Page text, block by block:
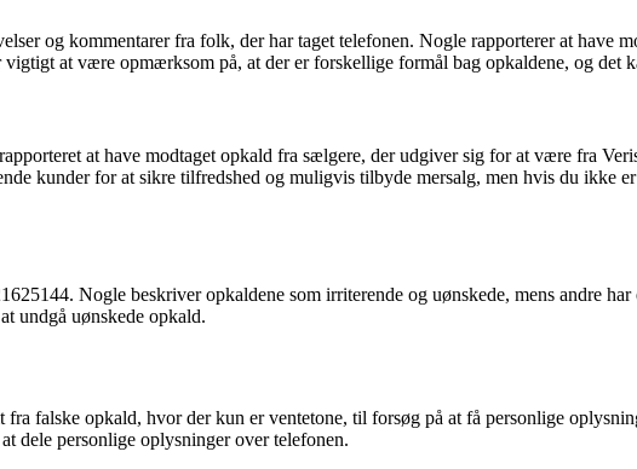
og kommentarer fra folk, der har taget telefonen. Nogle rapporterer at have
at være opmærksom på, at der er forskellige formål bag opkaldene, og det
at have modtaget opkald fra sælgere, der udgiver sig for at være fra
kunder for at sikre tilfredshed og muligvis tilbyde mersalg, men hvis du ikke
Nogle beskriver opkaldene som irriterende og uønskede, mens andre
undgå uønskede opkald.
falske opkald, hvor der kun er ventetone, til forsøg på at få personlige
dele personlige oplysninger over telefonen.